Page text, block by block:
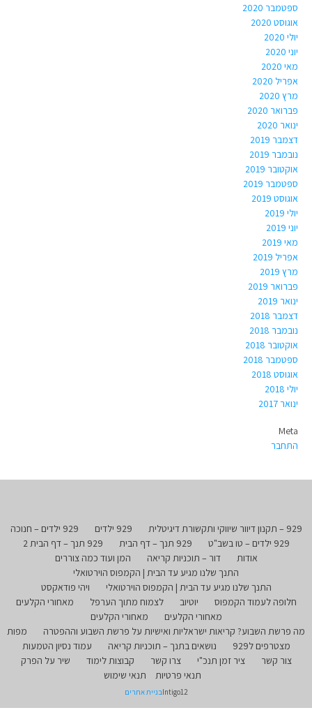
ספטמבר 2020
אוגוסט 2020
יולי 2020
יוני 2020
מאי 2020
אפריל 2020
מרץ 2020
פברואר 2020
ינואר 2020
דצמבר 2019
נובמבר 2019
אוקטובר 2019
ספטמבר 2019
אוגוסט 2019
יולי 2019
יוני 2019
מאי 2019
אפריל 2019
מרץ 2019
פברואר 2019
ינואר 2019
דצמבר 2018
נובמבר 2018
אוקטובר 2018
ספטמבר 2018
אוגוסט 2018
יולי 2018
ינואר 2017
Meta
התחבר
929 – תקנון דיוור שיווקי ותקשורת דיגיטלית 929 ילדים
929 ילדים – חנוכה
929 ילדים – טו בשב"ט
929 תנך – דף הבית
929 תנך – דף הבית 2
אודות
דור – תוכניות קריאה
המן ועוד כמה צוררים
התנך שלנו מגיע עד הבית | הקמפוס הוירטואלי
התנך שלנו מגיע עד הבית | הקמפוס הוירטואלי
ויהי פודאקסט
חלופה לעמוד הקמפוס
יוטיוב לצמוח מתוך הערפל
מאחורי הקלעים
מאחורי הקלעים
מאחורי הקלעים
מה פרשת השבוע? קריאות ישראליות ואישיות על פרשת השבוע וההפטרה
מפות
מצטרפים ל929
נושאים בתנך – תוכניות קריאה
עמוד נסיון הטמעות
צור קשר
ציר זמן תנכ"י צרו קשר קבוצות לימוד
שיר על הפרק
תנאי פרטיות
תנאי שימוש
Intigo12בניית אתרים